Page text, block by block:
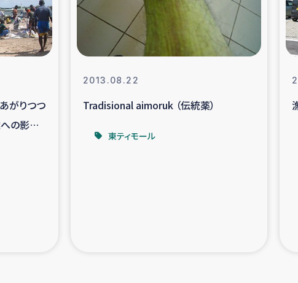
大規模爆発被災者支援 女性
レストリー（カカオ）事業
がりつつ
への影響
2013.08.22
Tradisional aimoruk （伝統薬）
東ティモール